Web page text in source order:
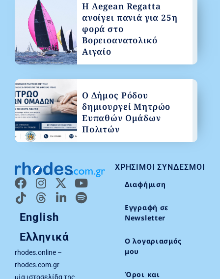
English
Ελληνικά
rhodes.online –
rhodes.com.gr
μία ιστοσελίδα της
ΧΡΉΣΙΜΟΙ ΣΎΝΔΕΣΜΟΙ
Διαφήμιση
Εγγραφή σε
Newsletter
Ο λογαριασμός
μου
Όροι και
Η Aegean Regatta
ανοίγει πανιά για 25η
φορά στο
Βορειοανατολικό
Αιγαίο
Ο Δήμος Ρόδου
δημιουργεί Μητρώο
Ευπαθών Ομάδων
Πολιτών